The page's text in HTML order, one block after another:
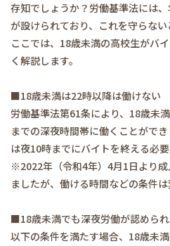
存知でしょうか？労働基準法には
が設けられており、これを守らない
ここでは、18歳未満の高校生がバ
く解説します。
■18歳未満は22時以降は働けない
労働基準法第61条により、18歳未
までの深夜時間帯に働くことがで
は夜10時までにバイトを終える必要
※2022年（令和4年）4月1日より
ましたが、働ける時間などの条件
■18歳未満でも深夜労働が認めら
以下の条件を満たす場合、18歳未